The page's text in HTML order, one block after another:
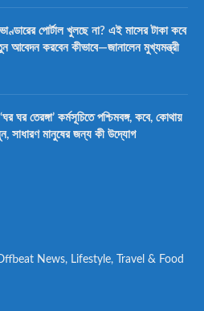
পোর্টাল খুলছে না? এই মাসের টাকা কবে
আবেদন করবেন কীভাবে—জানালেন মুখ্যমন্ত্রী
ঘর তেরঙ্গা’ কর্মসূচিতে পশ্চিমবঙ্গ, কবে, কোথায়
সাধারণ মানুষের জন্য কী উদ্যোগ
News, Lifestyle, Travel & Food